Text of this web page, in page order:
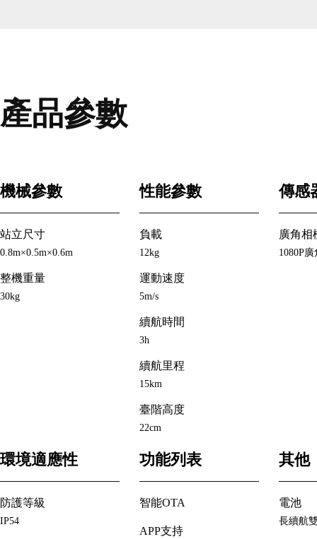
產品參數
機械參數
站立尺寸
0.8m×0.5m×0.6m
整機重量
30kg
性能參數
負載
12kg
運動速度
5m/s
續航時間
3h
續航里程
15km
臺階高度
22cm
傳感
廣角相
1080P
環境適應性
防護等級
IP54
功能列表
智能OTA
APP支持
其他
電池
長續航